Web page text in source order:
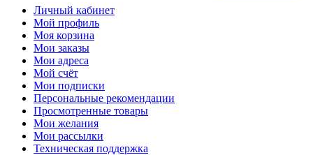
Личный кабинет
Мой профиль
Моя корзина
Мои заказы
Мои адреса
Мой счёт
Мои подписки
Персональные рекомендации
Просмотренные товары
Мои желания
Мои рассылки
Техническая поддержка